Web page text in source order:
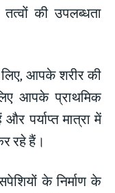
की उपलब्धता
आपके शरीर की
आपके प्राथमिक
पर्याप्त मात्रा में
रहे हैं।
के निर्माण के